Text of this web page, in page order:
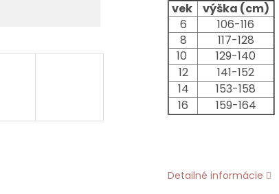
vek
výška (cm)
6
106-116
8
117-128
10
129-140
12
141-152
14
153-158
16
159-164
Detailné informácie